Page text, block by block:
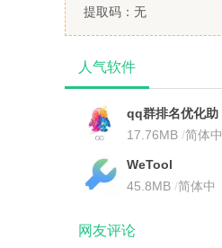
提取码：无
人气软件
qq群排名优化助
手软件
17.76MB /简体中
WeTool
45.8MB /简体中
网友评论